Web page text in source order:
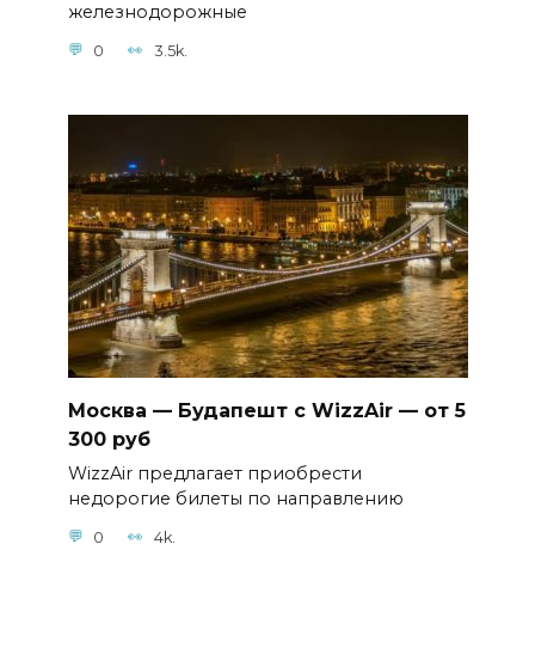
железнодорожные
0 3.5k.
Москва — Будапешт с WizzAir — от 5
300 руб
WizzAir предлагает приобрести
недорогие билеты по направлению
0 4k.